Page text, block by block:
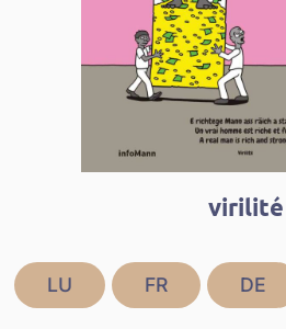
virilité
LU FR DE